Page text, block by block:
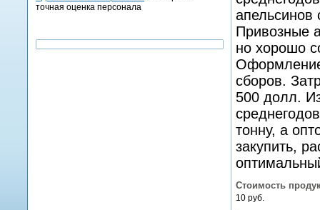
апельсинов
Привозные
но хорошо
сборов.
500 долл.
тонну, а
закупить,
Стоимость
10 руб.
точная оценка персонала